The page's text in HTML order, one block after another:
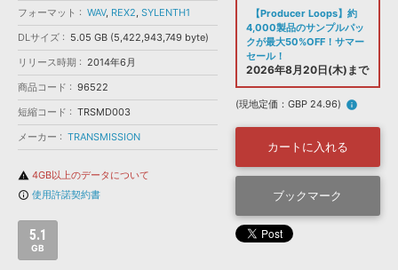
DAW »
効果音 »
BGM »
SONICWIREブログ »
FAQ »
お問い合わせ »
楽曲配信流通サービス
無償のサウンド管理ソフト
次世代型 ボーカル・エディタ
APS 映像のBGM・セリフを音声分離
SLS
ランキング
フォーマット
WAV, REX2, SYLENTH1
DLサイズ
5.05 GB (5,422,943,749 byte)
リリース時期
2014年6月
商品コード
96522
短縮コード
TRSMD003
メーカー
TRANSMISSION
warning 4GB以上のデータについて
info_outline 使用許諾契約書
5.1
GB
【Producer Loops】約
4,000製品のサンプルパッ
クが最大50%OFF！サマー
セール！
2026年8月20日(木)まで
(現地定価：GBP 24.96) info
カートに入れる
ブックマーク